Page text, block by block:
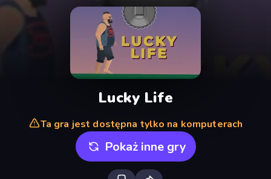
Lucky Life
Ta gra jest dostępna tylko na komputerach
Pokaż inne gry